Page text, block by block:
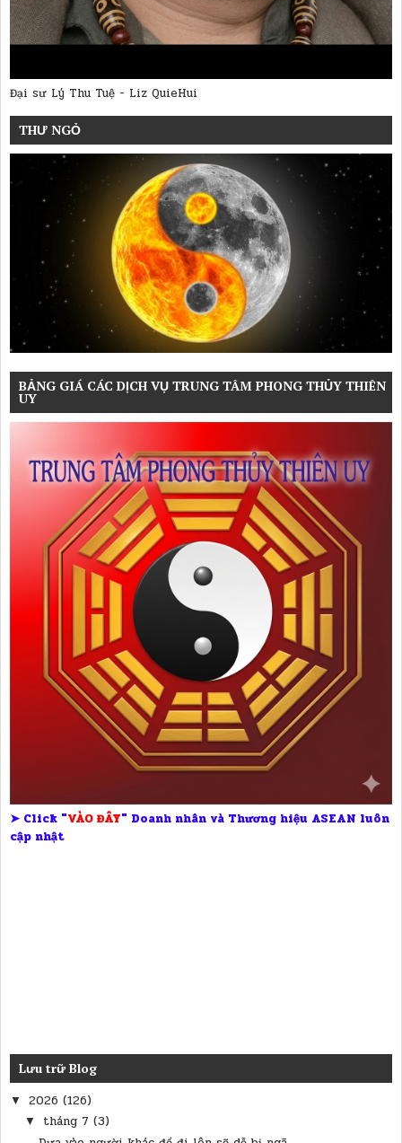
Đại sư Lý Thu Tuệ - Liz QuieHui
THƯ NGỎ
BẢNG GIÁ CÁC DỊCH VỤ TRUNG TÂM PHONG THỦY THIÊN
UY
➤ Click "VÀO ĐÂY" Doanh nhân và Thương hiệu ASEAN luôn
cập nhật
Lưu trữ Blog
▼ 2026 (126)
▼ tháng 7 (3)